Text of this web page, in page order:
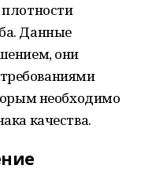
Данные
они
необходимо
качества.